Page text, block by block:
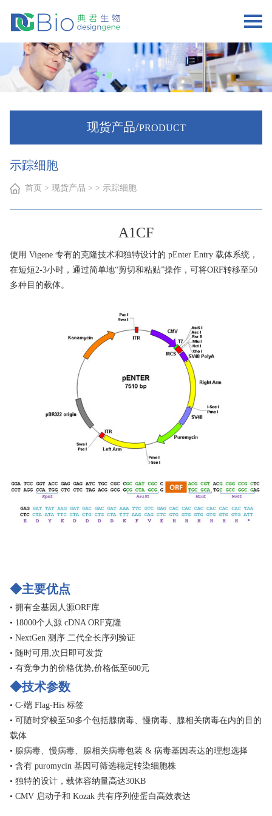
现货产品/PRODUCT
示踪细胞
首页> 现货产品 > > 示踪细胞
A1CF
使用 Vigene 专有的克隆技术和独特设计的 pEnter Entry 载体系统，
在短短2-3小时，通过简单地“剪切和粘贴”操作，可将ORF转移至50
多种目的载体。
◆主要优点
• 拥有全基因人源ORF库
• 18000个人源 cDNA ORF克隆
• NextGen 测序 二代全长序列验证
• 随时可用,次日即可发货
• 有竞争力的价格优势,价格低至600元
◆技术参数
• C-端 Flag-His 标签
• 可随时穿梭至50多个包括腺病毒、慢病毒、腺相关病毒在内的目的
载体
• 腺病毒、慢病毒、腺相关病毒包装 & 病毒基因表达的理想选择
• 含有 puromycin 基因可筛选稳定转染细胞株
• 独特的设计，载体容纳量高达30KB
• CMV 启动子和 Kozak 共有序列使蛋白高效表达